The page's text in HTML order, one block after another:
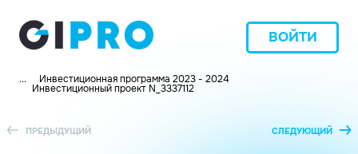
ВОЙТИ
... Инвестиционная программа 2023 - 2024
Инвестиционный проект N_3337112
ПРЕДЫДУЩИЙ СЛЕДУЮЩИЙ